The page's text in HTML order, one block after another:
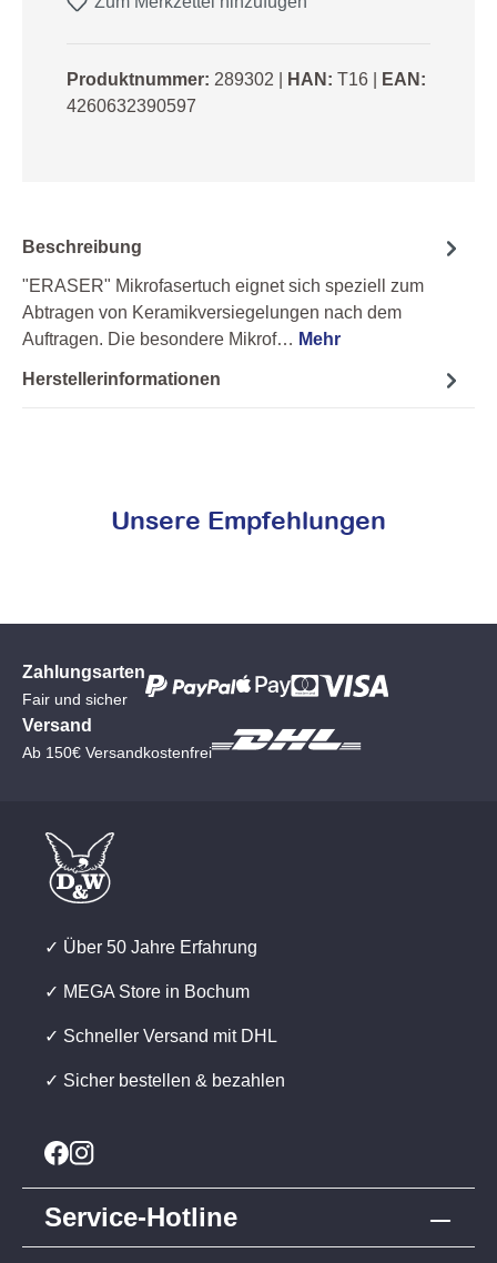
Produktnummer: 289302 HAN: T16
EAN:
4260632390597
Beschreibung
"ERASER" Mikrofasertuch eignet sich speziell zum
Abtragen von Keramikversiegelungen nach dem
Auftragen. Die besondere Mikrof… Mehr
Herstellerinformationen
Unsere Empfehlungen
Zahlungsarten
Fair und sicher
Versand
Ab 150€ Versandkostenfrei
✓ Über 50 Jahre Erfahrung
✓ MEGA Store in Bochum
✓ Schneller Versand mit DHL
✓ Sicher bestellen & bezahlen
Service-Hotline